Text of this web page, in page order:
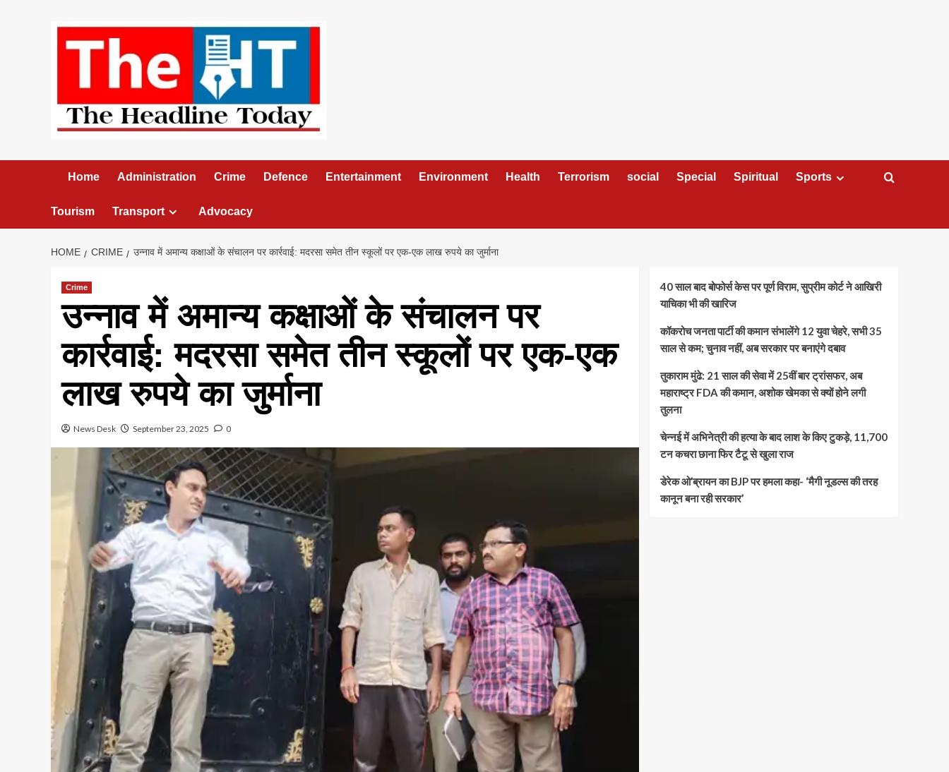
Home Administration Crime Defence Entertainment Environment Health Terrorism social Special Spiritual Sports
Tourism Transport Advocacy
HOME CRIME उन्नाव में अमान्य कक्षाओं के संचालन पर कार्रवाई: मदरसा समेत तीन स्कूलों पर एक-एक लाख रुपये का जुर्माना
Crime
उन्नाव में अमान्य कक्षाओं के संचालन पर
कार्रवाई: मदरसा समेत तीन स्कूलों पर एक-एक
लाख रुपये का जुर्माना
News Desk September 23, 2025 0
40 साल बाद बोफोर्स केस पर पूर्ण विराम, सुप्रीम कोर्ट ने आखिरी
याचिका भी की खारिज
कॉकरोच जनता पार्टी की कमान संभालेंगे 12 युवा चेहरे, सभी 35
साल से कम; चुनाव नहीं, अब सरकार पर बनाएंगे दबाव
तुकाराम मुंढे: 21 साल की सेवा में 25वीं बार ट्रांसफर, अब
महाराष्ट्र FDA की कमान, अशोक खेमका से क्यों होने लगी
तुलना
चेन्नई में अभिनेत्री की हत्या के बाद लाश के किए टुकड़े, 11,700
टन कचरा छाना फिर टैटू से खुला राज
डेरेक ओ’ब्रायन का BJP पर हमला कहा- ‘मैगी नूडल्स की तरह
कानून बना रही सरकार’